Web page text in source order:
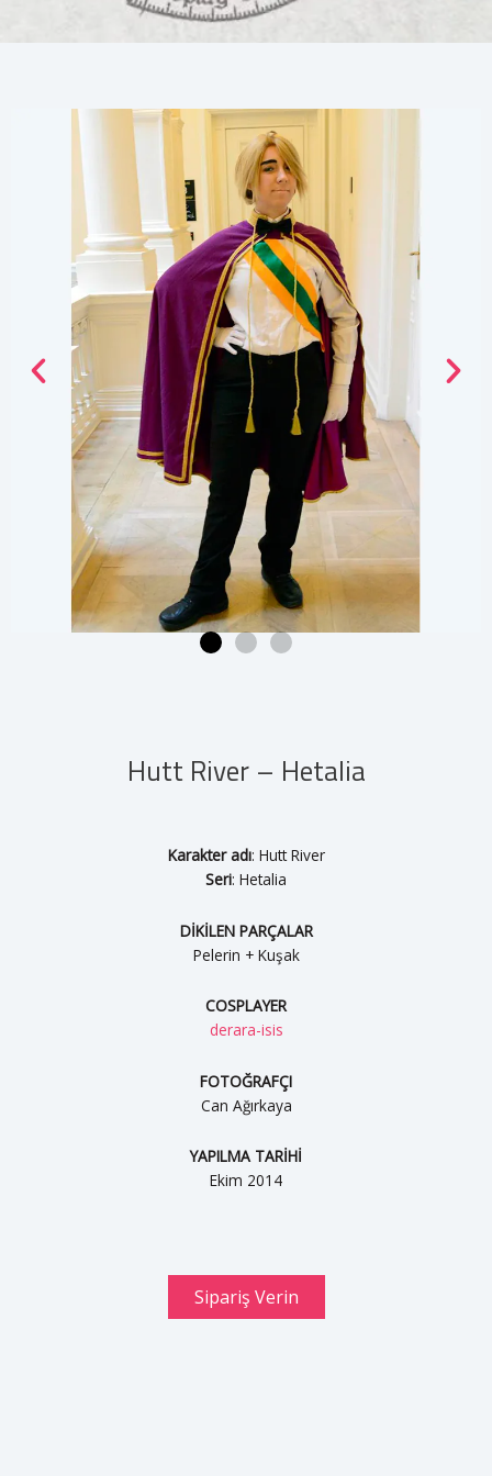
Hutt River – Hetalia
Karakter adı: Hutt River
Seri: Hetalia
DİKİLEN PARÇALAR
Pelerin + Kuşak
COSPLAYER
derara-isis
FOTOĞRAFÇI
Can Ağırkaya
YAPILMA TARİHİ
Ekim 2014
Sipariş Verin